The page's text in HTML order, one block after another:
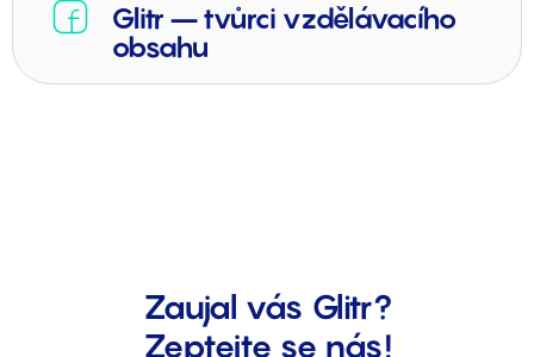
Glitr – tvůrci vzdělávacího
obsahu
Zaujal vás Glitr?
Zeptejte se nás!